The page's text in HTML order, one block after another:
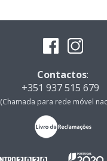
Contactos:
+351 937 515 679
(Chamada para rede móvel